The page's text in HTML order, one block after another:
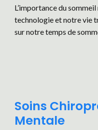
L’importance du sommeil
technologie et notre vie
sur notre temps de
Soins
Mentale